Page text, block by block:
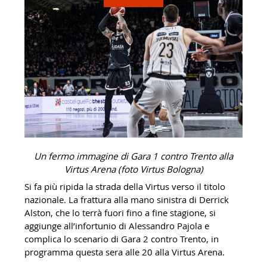
Un fermo immagine di Gara 1 contro Trento alla
Virtus Arena (foto Virtus Bologna)
Si fa più ripida la strada della Virtus verso il titolo
nazionale. La frattura alla mano sinistra di Derrick
Alston, che lo terrà fuori fino a fine stagione, si
aggiunge all’infortunio di Alessandro Pajola e
complica lo scenario di Gara 2 contro Trento, in
programma questa sera alle 20 alla Virtus Arena.